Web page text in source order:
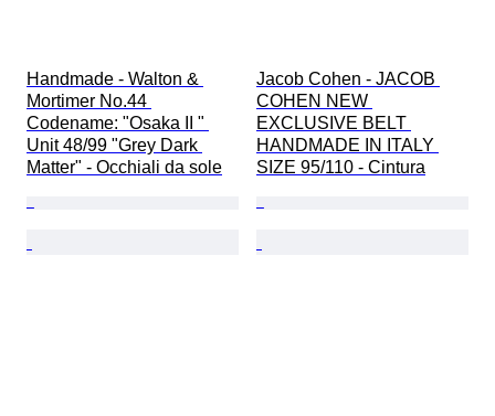
Handmade - Walton &
Mortimer No.44
Codename: "Osaka II "
Unit 48/99 "Grey Dark
Matter" - Occhiali da sole
Jacob Cohen - JACOB
COHEN NEW
EXCLUSIVE BELT
HANDMADE IN ITALY
SIZE 95/110 - Cintura